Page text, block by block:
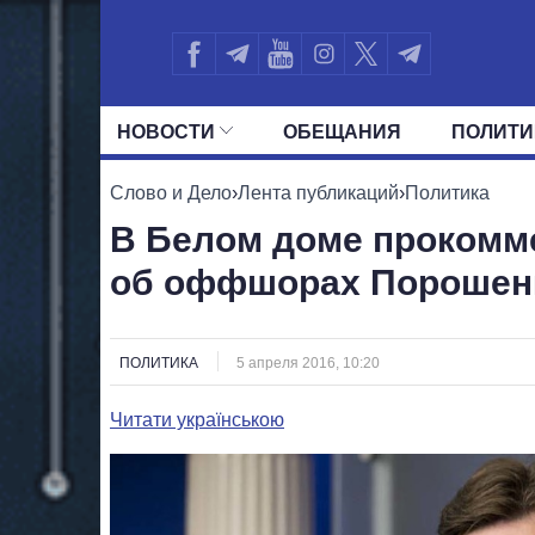
НОВОСТИ ОБЕЩАНИЯ
ВСЕ ПОЛИТИКИ ПРЕЗИДЕНТ И
Слово и Дело›Лента публикаций›Политика
В Белом доме
об оффшорах
ПОЛИТИКА 5 апреля 2016, 10:20
Читати українською